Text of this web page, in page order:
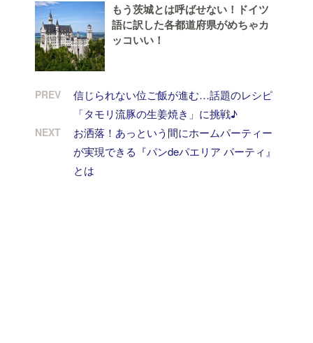
もう茨城とは呼ばせない！ドイツ
語に訳した各都道府県がめちゃカ
ッコいい！
PREV
信じられない位ご飯が進む…話題のレシピ
「タモリ流豚の生姜焼き」に挑戦♪
NEXT
お洒落！あっという間にホームパーティー
が実現できる『パンdeパエリア パーティ』
とは